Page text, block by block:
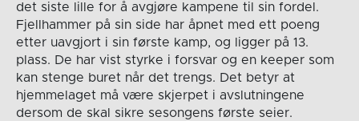
det siste lille for å avgjøre kampene til sin fordel.
Fjellhammer på sin side har åpnet med ett poeng
etter uavgjort i sin første kamp, og ligger på 13.
plass. De har vist styrke i forsvar og en keeper som
kan stenge buret når det trengs. Det betyr at
hjemmelaget må være skjerpet i avslutningene
dersom de skal sikre sesongens første seier.